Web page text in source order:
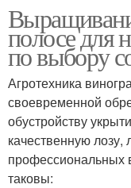
полосе для
по выбору
Агротехника
своевременной
обустройству
качественную лозу,
профессиональных
таковы: